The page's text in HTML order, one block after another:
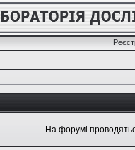
На форумі